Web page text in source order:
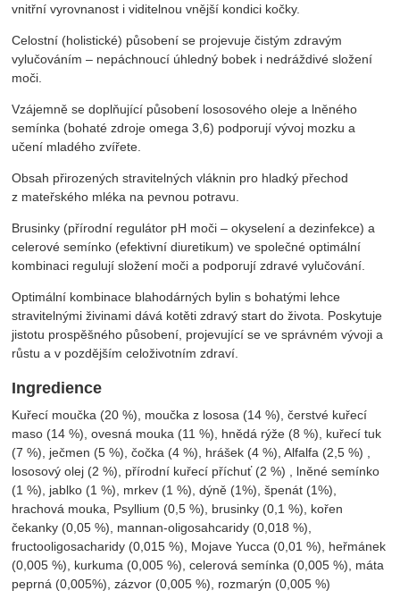
vnitřní vyrovnanost i viditelnou vnější kondici kočky.
Celostní (holistické) působení se projevuje čistým zdravým
vylučováním – nepáchnoucí úhledný bobek i nedráždivé složení
moči.
Vzájemně se doplňující působení lososového oleje a lněného
semínka (bohaté zdroje omega 3,6) podporují vývoj mozku a
učení mladého zvířete.
Obsah přirozených stravitelných vláknin pro hladký přechod
z mateřského mléka na pevnou potravu.
Brusinky (přírodní regulátor pH moči – okyselení a dezinfekce) a
celerové semínko (efektivní diuretikum) ve společné optimální
kombinaci regulují složení moči a podporují zdravé vylučování.
Optimální kombinace blahodárných bylin s bohatými lehce
stravitelnými živinami dává kotěti zdravý start do života. Poskytuje
jistotu prospěšného působení, projevující se ve správném vývoji a
růstu a v pozdějším celoživotním zdraví.
Ingredience
Kuřecí moučka (20 %), moučka z lososa (14 %), čerstvé kuřecí
maso (14 %), ovesná mouka (11 %), hnědá rýže (8 %), kuřecí tuk
(7 %), ječmen (5 %), čočka (4 %), hrášek (4 %), Alfalfa (2,5 %) ,
lososový olej (2 %), přírodní kuřecí příchuť (2 %) , lněné semínko
(1 %), jablko (1 %), mrkev (1 %), dýně (1%), špenát (1%),
hrachová mouka, Psyllium (0,5 %), brusinky (0,1 %), kořen
čekanky (0,05 %), mannan-oligosahcaridy (0,018 %),
fructooligosacharidy (0,015 %), Mojave Yucca (0,01 %), heřmánek
(0,005 %), kurkuma (0,005 %), celerová semínka (0,005 %), máta
peprná (0,005%), zázvor (0,005 %), rozmarýn (0,005 %)